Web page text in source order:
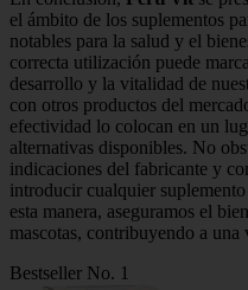
el ámbito de los suplementos
notables para la salud y el
correcta utilización puede
desarrollo y la vitalidad de
con otros productos del
efectividad lo colocan en un
alternativas disponibles. No
indicaciones del fabricante y
introducir cualquier
esta manera, aseguramos el
mascotas, contribuyendo a
Bestseller No. 1